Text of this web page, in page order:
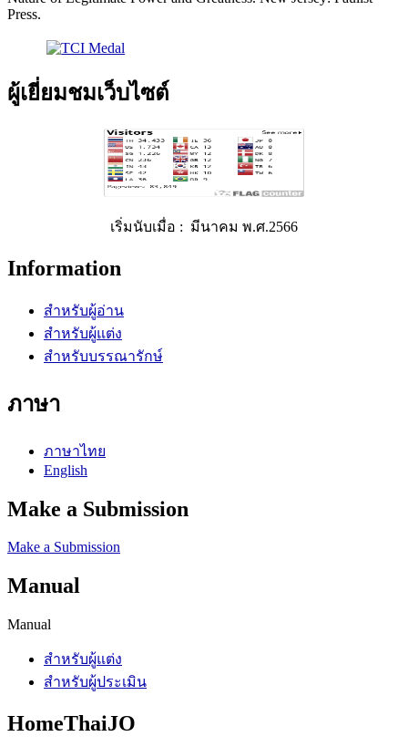
Press.
ผู้เยี่ยมชมเว็บไซต์
เริ่มนับเมื่อ : มีนาคม พ.ศ.2566
Information
สำหรับผู้อ่าน
สำหรับผู้แต่ง
สำหรับบรรณารักษ์
ภาษา
ภาษาไทย
English
Make a Submission
Make a Submission
Manual
Manual
สำหรับผู้แต่ง
สำหรับผู้ประเมิน
HomeThaiJO